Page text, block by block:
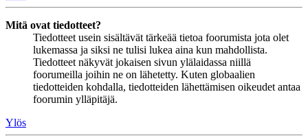
Mitä ovat tiedotteet?
Tiedotteet usein sisältävät tärkeää tietoa foorumista jota olet
lukemassa ja siksi ne tulisi lukea aina kun mahdollista.
Tiedotteet näkyvät jokaisen sivun ylälaidassa niillä
foorumeilla joihin ne on lähetetty. Kuten globaalien
tiedotteiden kohdalla, tiedotteiden lähettämisen oikeudet antaa
foorumin ylläpitäjä.
Ylös